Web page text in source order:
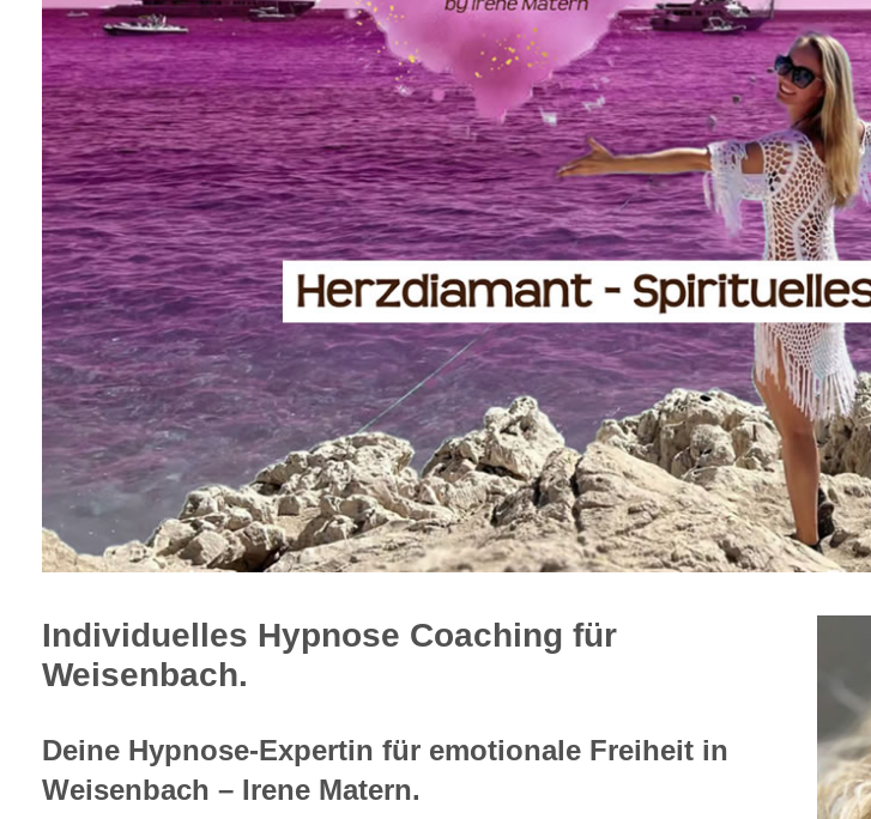
Individuelles Hypnose Coaching für
Weisenbach.
Deine Hypnose-Expertin für emotionale Freiheit in
Weisenbach – Irene Matern.